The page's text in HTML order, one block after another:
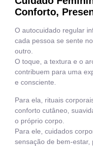
Conforto,
O autocuidado regular
cada pessoa se sente
outro.
O toque, a textura e o
contribuem para uma
e consciente.
Para ela, rituais
conforto cutâneo,
o próprio corpo.
Para ele, cuidados
sensação de bem-estar,